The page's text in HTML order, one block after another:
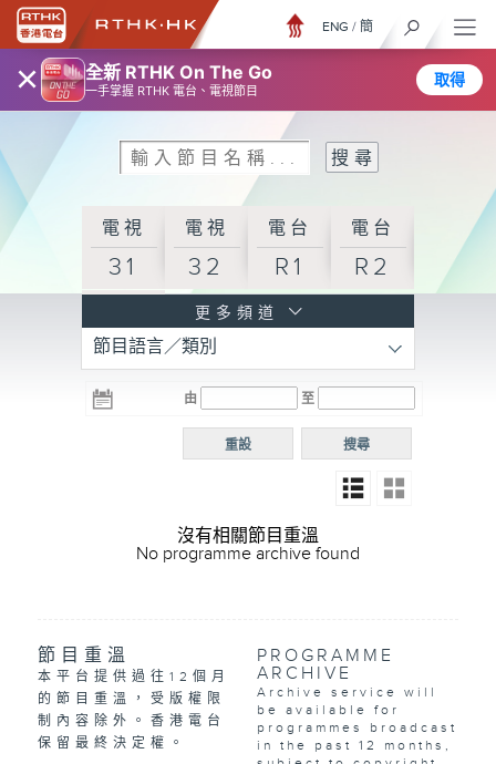
× 全新 RTHK On The Go
一手掌握 RTHK 電台、電視節目
取得
ENG / 簡
電視
31
電視
32
電台
R1
電台
R2
R3
電台 電台
R5
電台
普通
更多頻道
節目語言／類別
由 至
搜尋
重設
沒有相關節目重溫
No programme archive found
節目重溫
本平台提供過往12個月
的節目重溫，受版權限
制內容除外。香港電台
保留最終決定權。
PROGRAMME
ARCHIVE
Archive service will
be available for
programmes broadcast
in the past 12 months,